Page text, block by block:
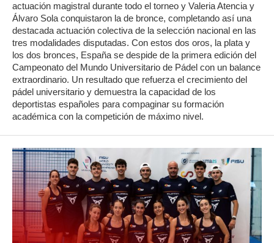
actuación magistral durante todo el torneo y Valeria Atencia y
Álvaro Sola conquistaron la de bronce, completando así una
destacada actuación colectiva de la selección nacional en las
tres modalidades disputadas. Con estos dos oros, la plata y
los dos bronces, España se despide de la primera edición del
Campeonato del Mundo Universitario de Pádel con un balance
extraordinario. Un resultado que refuerza el crecimiento del
pádel universitario y demuestra la capacidad de los
deportistas españoles para compaginar su formación
académica con la competición de máximo nivel.